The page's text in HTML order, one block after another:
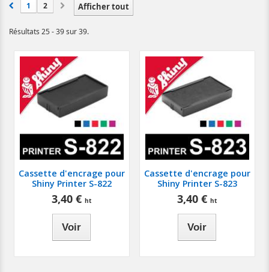
Afficher tout
1 2
Résultats 25 - 39 sur 39.
Cassette d'encrage pour
Shiny Printer S-822
3,40 €
Voir
Cassette d'encrage pour
Shiny Printer S-823
3,40 €
Voir